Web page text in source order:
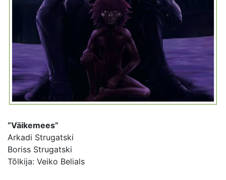
“Väikemees”
Arkadi Strugatski
Boriss Strugatski
Tõlkija: Veiko Belials